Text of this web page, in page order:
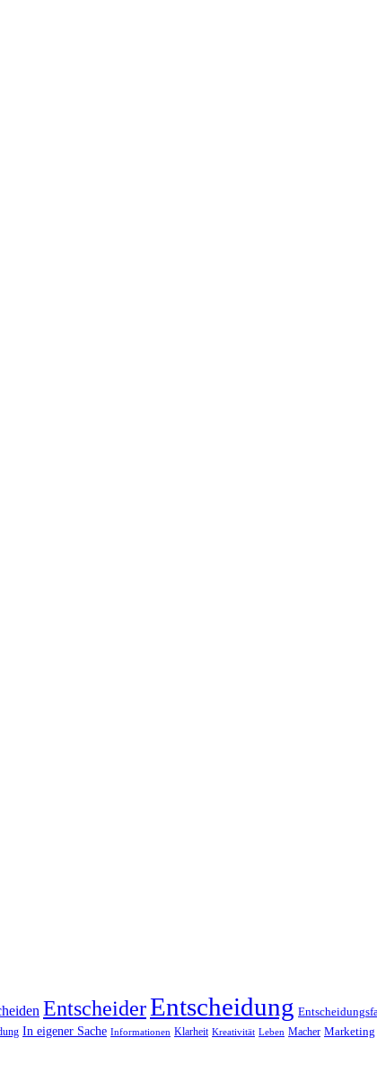
EntscheiderEntscheidung
In eigener Sache Informationen Klarheit Kreativität Leben Macher Marketing